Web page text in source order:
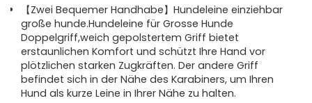
【Zwei Bequemer Handhabe】Hundeleine einziehbar
große hunde.Hundeleine für Grosse Hunde
Doppelgriff,weich gepolstertem Griff bietet
erstaunlichen Komfort und schützt Ihre Hand vor
plötzlichen starken Zugkräften. Der andere Griff
befindet sich in der Nähe des Karabiners, um Ihren
Hund als kurze Leine in Ihrer Nähe zu halten.